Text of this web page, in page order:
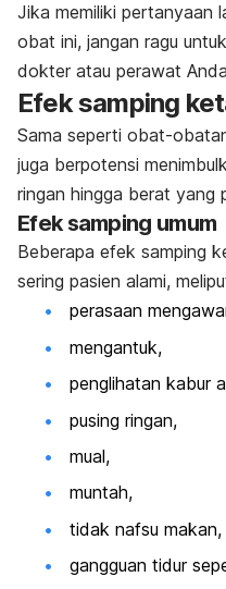
Jika memiliki pertanyaan
obat ini, jangan ragu
dokter atau perawat
Efek samping
Sama seperti obat-
juga berpotensi
ringan hingga berat yang
Efek samping umum
Beberapa efek samping
sering pasien alami,
perasaan
mengantuk,
penglihatan kabur
pusing ringan,
mual,
muntah,
tidak nafsu makan,
gangguan tidur